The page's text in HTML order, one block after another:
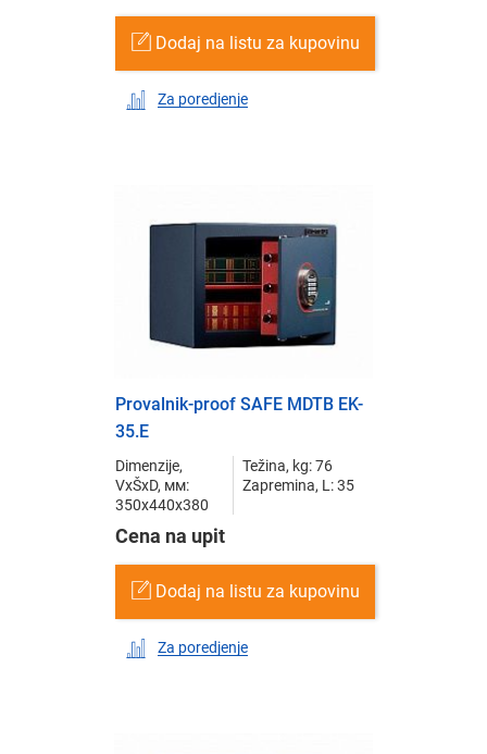
Dodaj na listu za kupovinu
Za poredjenje
Provalnik-proof SAFE MDTB EK-
35.E
Dimenzije,
VxŠxD, мм:
350x440x380
Težina, kg: 76
Zapremina, L: 35
Cena na upit
Dodaj na listu za kupovinu
Za poredjenje